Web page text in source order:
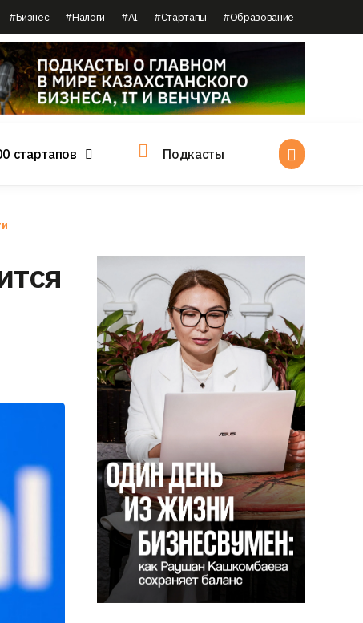
#Бизнес #Налоги #AI #Стартапы #Образование
стартапов Подкасты